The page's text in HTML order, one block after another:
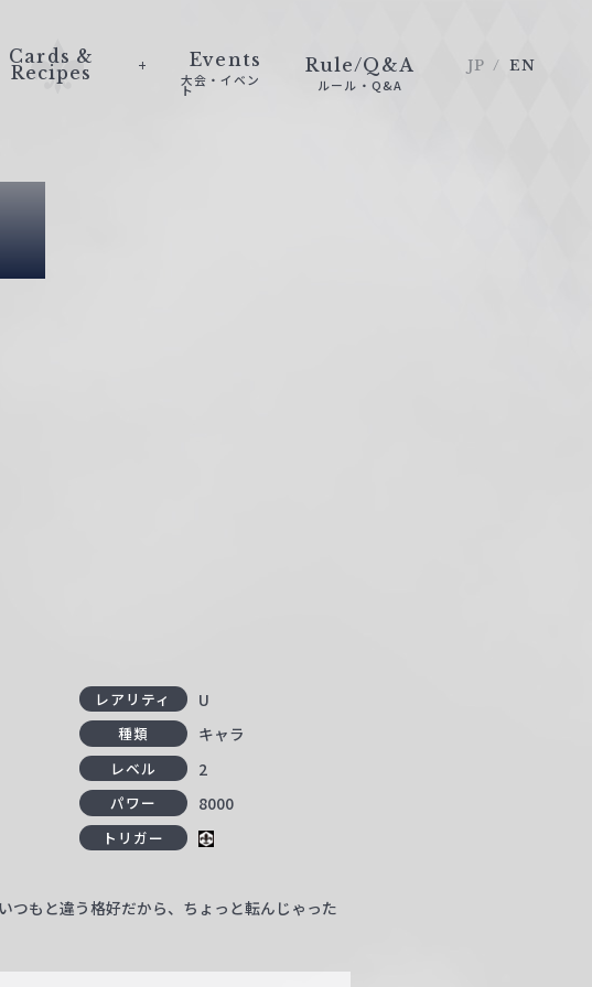
Cards &
Recipes
Events
大会・イベン
ト
Rule/Q&A
ルール・Q&A
JP EN
レアリティ U
種類 キャラ
レベル 2
パワー 8000
トリガー
つもと違う格好だから、ちょっと転んじゃった